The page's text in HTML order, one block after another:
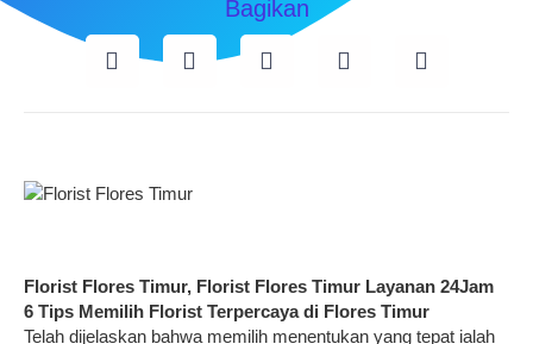
Bagikan
Florist Flores Timur, Florist Flores Timur Layanan 24Jam
6 Tips Memilih Florist Terpercaya di Flores Timur
Telah dijelaskan bahwa memilih menentukan yang tepat ialah